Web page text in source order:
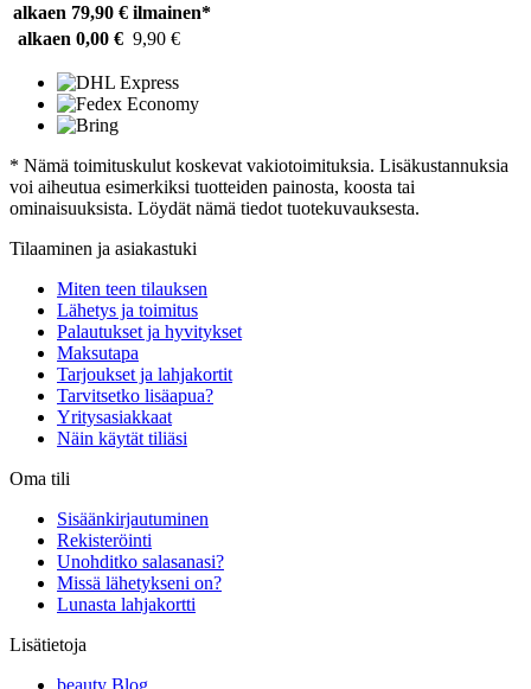
alkaen 79,90 € ilmainen*
alkaen 0,00 € 9,90 €
* Nämä toimituskulut koskevat vakiotoimituksia. Lisäkustannuksia
voi aiheutua esimerkiksi tuotteiden painosta, koosta tai
ominaisuuksista. Löydät nämä tiedot tuotekuvauksesta.
Tilaaminen ja asiakastuki
Miten teen tilauksen
Lähetys ja toimitus
Palautukset ja hyvitykset
Maksutapa
Tarjoukset ja lahjakortit
Tarvitsetko lisäapua?
Yritysasiakkaat
Näin käytät tiliäsi
Oma tili
Sisäänkirjautuminen
Rekisteröinti
Unohditko salasanasi?
Missä lähetykseni on?
Lunasta lahjakortti
Lisätietoja
beauty Blog